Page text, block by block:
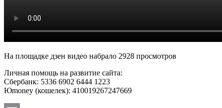
На площадке дзен видео набрало 2928 просмотров
Личная помощь на развитие сайта:
Сбербанк: 5336 6902 6444 1223
Юmoney (кошелек): 410019267247669